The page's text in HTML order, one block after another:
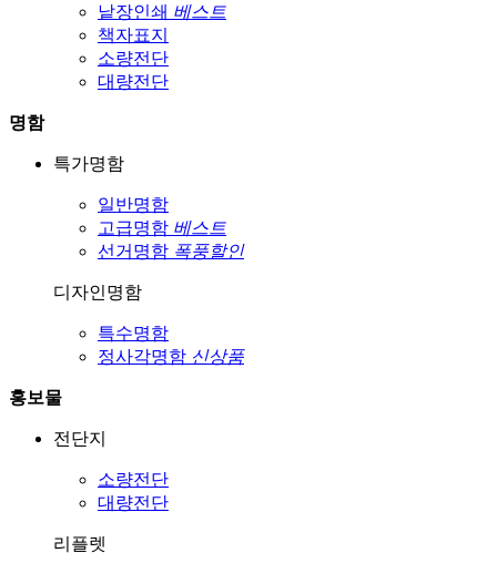
낱장인쇄 베스트
책자표지
소량전단
대량전단
명함
특가명함
일반명함
고급명함 베스트
선거명함 폭풍할인
디자인명함
특수명함
정사각명함 신상품
홍보물
전단지
소량전단
대량전단
리플렛